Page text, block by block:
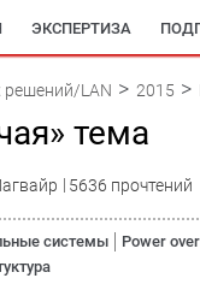
ЭКСПЕРТИЗА
решений/LAN 2015
тема
5636 прочтений
системы Power